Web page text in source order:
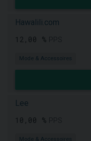
Hawalili.com
12,00 %
Mode & Accessoires
Lee
10,00 %
Mode & Accessoires